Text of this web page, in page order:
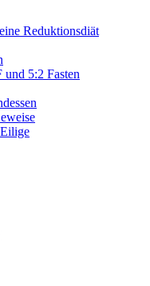
Reduktionsdiät
5:2 Fasten